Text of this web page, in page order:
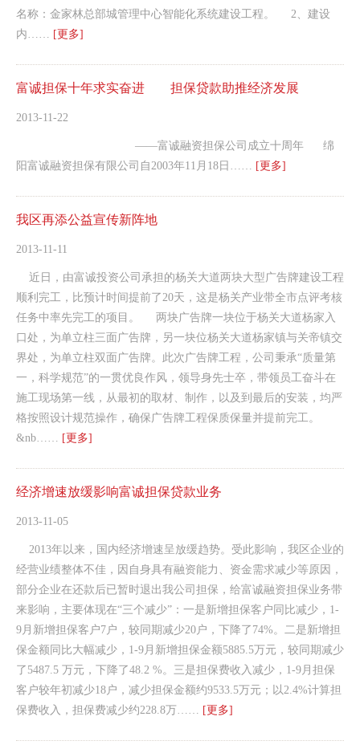
名称：金家林总部城管理中心智能化系统建设工程。 2、建设
内…… [更多]
富诚担保十年求实奋进 担保贷款助推经济发展
2013-11-22
——富诚融资担保公司成立十周年 绵
阳富诚融资担保有限公司自2003年11月18日…… [更多]
我区再添公益宣传新阵地
2013-11-11
近日，由富诚投资公司承担的杨关大道两块大型广告牌建设工程
顺利完工，比预计时间提前了20天，这是杨关产业带全市点评考核
任务中率先完工的项目。 两块广告牌一块位于杨关大道杨家入
口处，为单立柱三面广告牌，另一块位杨关大道杨家镇与关帝镇交
界处，为单立柱双面广告牌。此次广告牌工程，公司秉承“质量第
一，科学规范”的一贯优良作风，领导身先士卒，带领员工奋斗在
施工现场第一线，从最初的取材、制作，以及到最后的安装，均严
格按照设计规范操作，确保广告牌工程保质保量并提前完工。
&nb…… [更多]
经济增速放缓影响富诚担保贷款业务
2013-11-05
2013年以来，国内经济增速呈放缓趋势。受此影响，我区企业的
经营业绩整体不佳，因自身具有融资能力、资金需求减少等原因，
部分企业在还款后已暂时退出我公司担保，给富诚融资担保业务带
来影响，主要体现在“三个减少”：一是新增担保客户同比减少，1-
9月新增担保客户7户，较同期减少20户，下降了74%。二是新增担
保金额同比大幅减少，1-9月新增担保金额5885.5万元，较同期减少
了5487.5 万元，下降了48.2 %。三是担保费收入减少，1-9月担保
客户较年初减少18户，减少担保金额约9533.5万元；以2.4%计算担
保费收入，担保费减少约228.8万…… [更多]